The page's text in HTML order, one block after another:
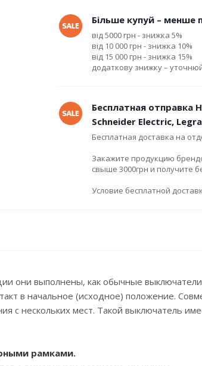
Більше купуй – менше
від 5000 грн - знижка 5%
від 10 000 грн - знижка 10%
від 15 000 грн - знижка 15%
додаткову знижку –
Бесплатная отправка
Schneider Electric,
Бесплатная доставка на
Закажите продукцию
свыше 3000грн и получите
Условие бесплатной
они выполнены, как обычные
в начальное (исходное) положение.
с нескольких мест. Такой выключатель
рамками.